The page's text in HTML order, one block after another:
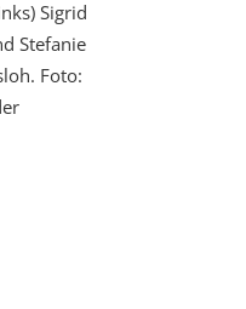
Sigrid
Stefanie
Foto: